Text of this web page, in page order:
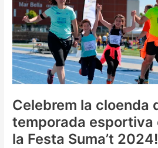
Celebrem la cloenda
temporada esportiva
la Festa Suma’t 2024!
cloenda
de
la
temporada
esportiva
escolar
la
Festa
Suma’t
2024!